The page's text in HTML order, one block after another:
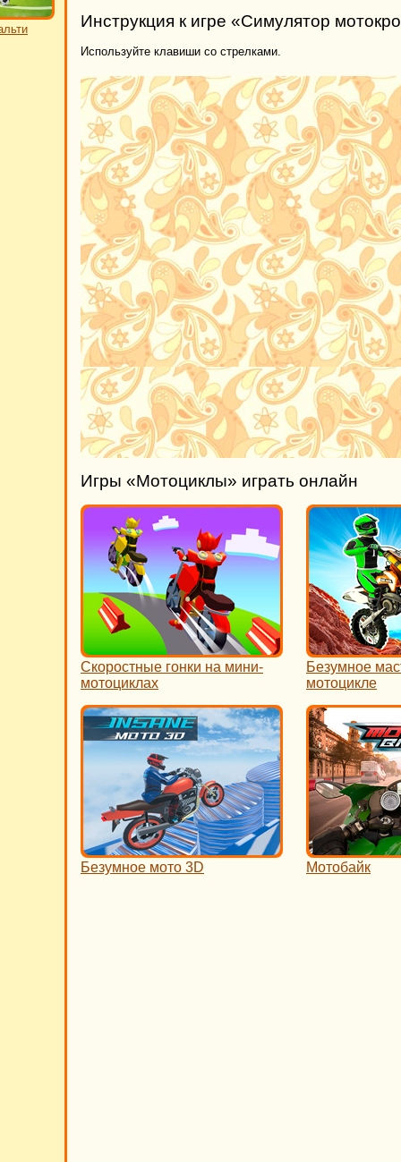
Инструкция к игре «Симулятор
Используйте клавиши со стрелками.
Игры «Мотоциклы» играть онлайн
Скоростные гонки на мини-
мотоциклах
Безумное
мотоцикле
Безумное мото 3D Мотобайк